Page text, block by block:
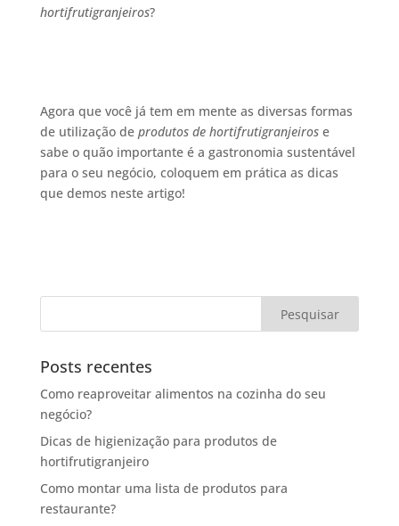
hortifrutigranjeiros?
Agora que você já tem em mente as diversas formas
de utilização de produtos de hortifrutigranjeirose
sabe o quão importante é a gastronomia sustentável
para o seu negócio, coloquem em prática as dicas
que demos neste artigo!
Posts recentes
Como reaproveitar alimentos na cozinha do seu
negócio?
Dicas de higienização para produtos de
hortifrutigranjeiro
Como montar uma lista de produtos para
restaurante?